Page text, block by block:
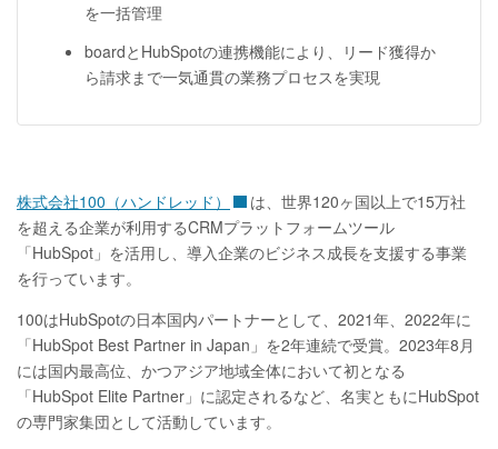
を一括管理
boardとHubSpotの連携機能により、リード獲得か
ら請求まで一気通貫の業務プロセスを実現
株式会社100（ハンドレッド）
は、世界120ヶ国以上で15万社
を超える企業が利用するCRMプラットフォームツール
「HubSpot」を活用し、導入企業のビジネス成長を支援する事業
を行っています。
100はHubSpotの日本国内パートナーとして、2021年、2022年に
「HubSpot Best Partner in Japan」を2年連続で受賞。2023年8月
には国内最高位、かつアジア地域全体において初となる
「HubSpot Elite Partner」に認定されるなど、名実ともにHubSpot
の専門家集団として活動しています。